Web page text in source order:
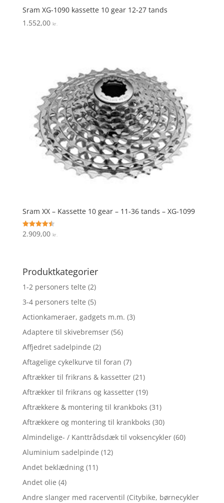
Sram XG-1090 kassette 10 gear 12-27 tands
1.552,00 kr.
Sram XX – Kassette 10 gear – 11-36 tands – XG-1099
Vurderet
4.5
2.909,00 kr.
Produktkategorier
1-2 personers telte (2)
3-4 personers telte (5)
Actionkameraer, gadgets m.m. (3)
Adaptere til skivebremser (56)
Affjedret sadelpinde (2)
Aftagelige cykelkurve til foran (7)
Aftrækker til frikrans & kassetter (21)
Aftrækker til frikrans og kassetter (19)
Aftrækkere & montering til krankboks (31)
Aftrækkere og montering til krankboks (30)
Almindelige- / Kanttrådsdæk til voksencykler (60)
Aluminium sadelpinde (12)
Andet beklædning (11)
Andet olie (4)
Andre slanger med racerventil (Citybike, børnecykler